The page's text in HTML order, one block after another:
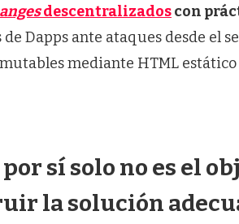
descentralizadoscon
Dapps ante ataques desde el
mediante HTML estático
sí solo no es el
la solución